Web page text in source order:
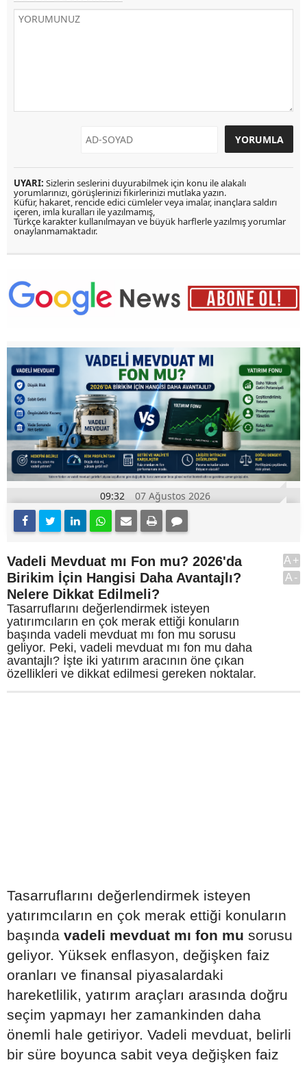
UYARI: Sizlerin seslerini duyurabilmek için konu ile alakalı
yorumlarınızı, görüşlerinizi fikirlerinizi mutlaka yazın.
Küfür, hakaret, rencide edici cümleler veya imalar, inançlara saldırı
içeren, imla kuralları ile yazılmamış,
Türkçe karakter kullanılmayan ve büyük harflerle yazılmış yorumlar
onaylanmamaktadır.
09:32 07 Ağustos 2026
Vadeli Mevduat mı Fon mu? 2026'da
Birikim İçin Hangisi Daha Avantajlı?
Nelere Dikkat Edilmeli?
Tasarruflarını değerlendirmek isteyen
yatırımcıların en çok merak ettiği konuların
başında vadeli mevduat mı fon mu sorusu
geliyor. Peki, vadeli mevduat mı fon mu daha
avantajlı? İşte iki yatırım aracının öne çıkan
özellikleri ve dikkat edilmesi gereken noktalar.
A+
A-
Tasarruflarını değerlendirmek isteyen
yatırımcıların en çok merak ettiği konuların
başında vadeli mevduat mı fon mu sorusu
geliyor. Yüksek enflasyon, değişken faiz
oranları ve finansal piyasalardaki
hareketlilik, yatırım araçları arasında doğru
seçim yapmayı her zamankinden daha
önemli hale getiriyor. Vadeli mevduat, belirli
bir süre boyunca sabit veya değişken faiz